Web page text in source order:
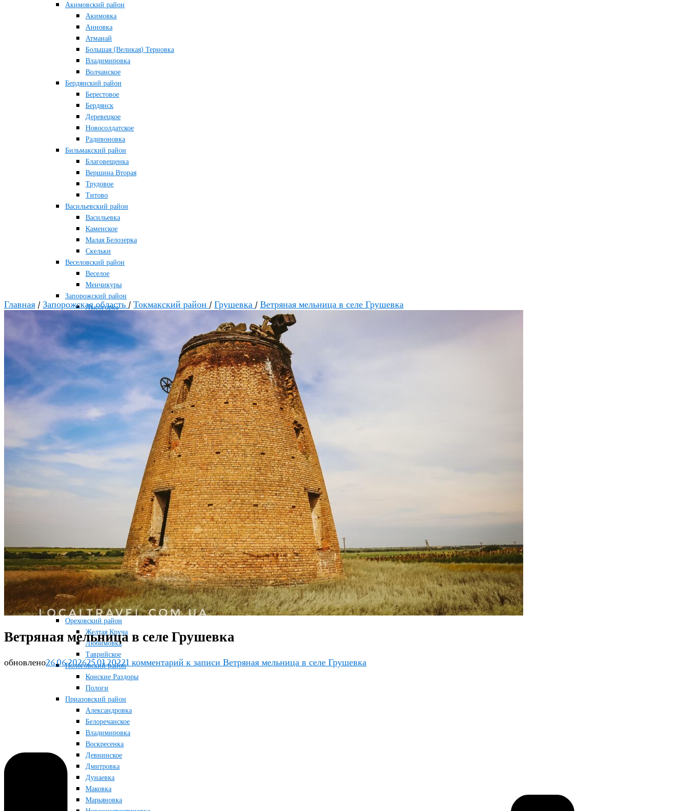
Акимовский район
Акимовка
Анновка
Атманай
Большая (Великая) Терновка
Владимировка
Волчанское
Бердянский район
Берестовое
Бердянск
Деревецкое
Новосолдатское
Радивоновка
Бильмакский район
Благовещенка
Вершина Вторая
Трудовое
Титово
Васильевский район
Васильевка
Каменское
Малая Белозерка
Скельки
Веселовский район
Веселое
Менчикуры
Запорожский район
Лысогорка
Каменско-Днепровский район
Большая Знаменка
Каменка-Днепровская
Мелитопольский район
Астраханка
Высокое
Заречное
Мелитополь
Мордвиновка
Садовое
Светлодолинское
Михайловский район
Марьяновка
Плодородное
Новониколаевский район
Новосоленое
Терноватое
Терсянка
Ореховский район
Желтая Круча
Любимовка
Таврийское
Пологовский район
Конские Раздоры
Пологи
Приазовский район
Александровка
Белоречанское
Владимировка
Воскресенка
Девнинское
Дмитровка
Дунаевка
Маковка
Марьяновка
Главная / Запорожская область / Токмакский район / Грушевка / Ветряная мельница в селе Грушевка
Ветряная мельница в селе Грушевка
обновлено26.06.202625.01.20221 комментарий к записи Ветряная мельница в селе Грушевка